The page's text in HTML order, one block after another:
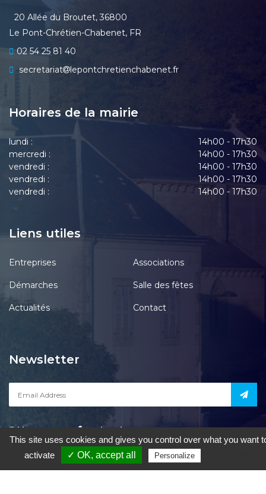
20 Allée du Broutet, 36800
Le Pont-Chrétien-Chabenet, FR
02 54 25 81 40
secretariat
lepontchretienchabenet.fr
Horaires de la mairie
lundi :
14h00 - 17h30
mercredi :
14h00 - 17h30
vendredi :
14h00 - 17h30
vendredi :
14h00 - 17h30
vendredi :
14h00 - 17h30
Liens utiles
Entreprises Associations
Démarches Salle des fêtes
Actualités Contact
Newsletter
Notre page acebook
This site uses cookies and gives you control over what you want
activate
✓ OK, accept all Personalize